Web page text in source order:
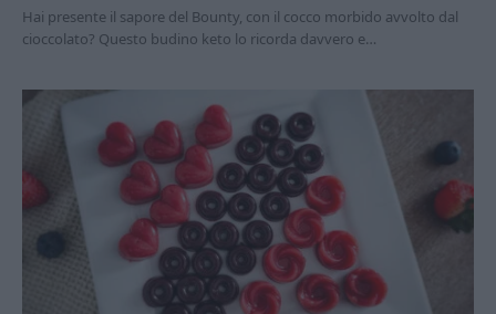
Hai presente il sapore del Bounty, con il cocco morbido avvolto dal
cioccolato? Questo budino keto lo ricorda davvero e…